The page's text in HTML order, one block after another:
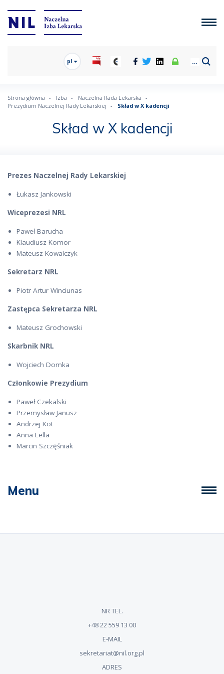
pl
Strona główna Izba
Naczelna Rada Lekarska
Prezydium Naczelnej Rady Lekarskiej
Skład w X kadencji
Skład w X kadencji
Menu
Prezes Naczelnej Rady Lekarskiej
Łukasz Jankowski
Wiceprezesi NRL
Paweł Barucha
Klaudiusz Komor
Mateusz Kowalczyk
Sekretarz NRL
Piotr Artur Winciunas
Zastępca Sekretarza NRL
Mateusz Grochowski
Skarbnik NRL
Wojciech Domka
Członkowie Prezydium
Paweł Czekalski
Przemysław Janusz
Andrzej Kot
Anna Lella
Marcin Szczęśniak
NR TEL.
+48 22 559 13 00
E-MAIL
sekretariat@nil.org.pl
ADRES